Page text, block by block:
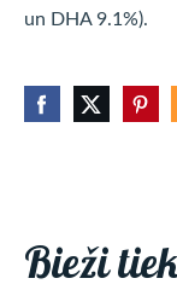
un DHA 9.1%).
Bieži